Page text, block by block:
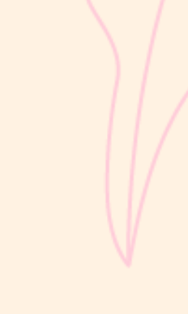
kembang si Kecil berjalan
yang bisa naik-turun dalam
badan cenderung berlangsung